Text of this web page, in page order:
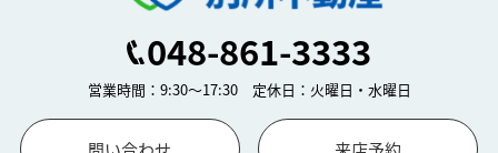
048-861-3333
営業時間：9:30～17:30 定休日：火曜日・水曜日